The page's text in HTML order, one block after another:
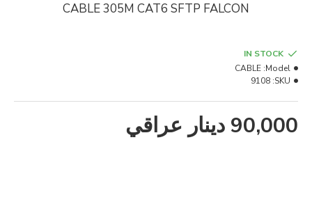
CABLE 305M CAT6 SFTP FALCON
90,000 دينار عراقي
IN STOCK
Model:
CABLE
SKU:
9108